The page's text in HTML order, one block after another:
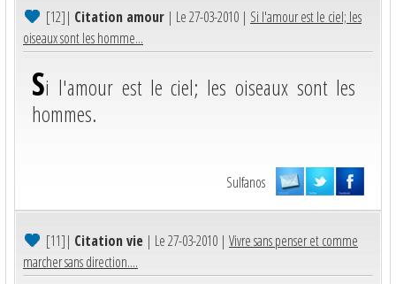
[12]| Citation amour | Le 27-03-2010 | Si l'amour est le ciel; les
oiseaux sont les homme...
Si l'amour est le ciel; les oiseaux sont les
hommes.
Sulfanos
[11]| Citation vie | Le 27-03-2010 | Vivre sans penser et comme
marcher sans direction....